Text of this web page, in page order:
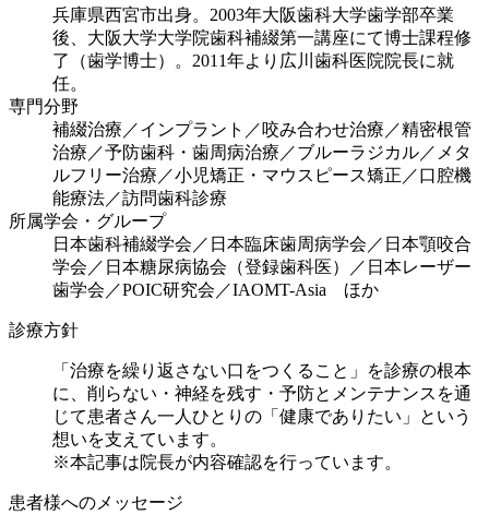
兵庫県西宮市出身。2003年大阪歯科大学歯学部卒業
後、大阪大学大学院歯科補綴第一講座にて博士課程修
了（歯学博士）。2011年より広川歯科医院院長に就
任。
専門分野
補綴治療／インプラント／咬み合わせ治療／精密根管
治療／予防歯科・歯周病治療／ブルーラジカル／メタ
ルフリー治療／小児矯正・マウスピース矯正／口腔機
能療法／訪問歯科診療
所属学会・グループ
日本歯科補綴学会／日本臨床歯周病学会／日本顎咬合
学会／日本糖尿病協会（登録歯科医）／日本レーザー
歯学会／POIC研究会／IAOMT-Asia ほか
診療方針
「治療を繰り返さない口をつくること」を診療の根本
に、削らない・神経を残す・予防とメンテナンスを通
じて患者さん一人ひとりの「健康でありたい」という
想いを支えています。
※本記事は院長が内容確認を行っています。
患者様へのメッセージ